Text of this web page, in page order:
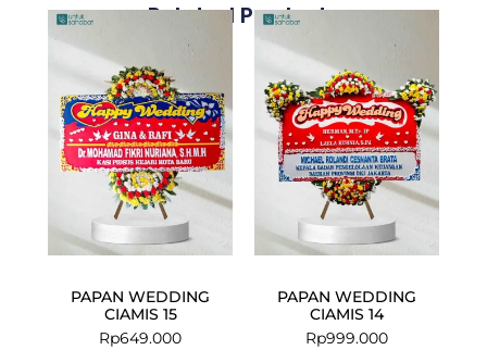
Related Products
PAPAN WEDDING
CIAMIS 15
Rp649.000
PAPAN WEDDING
CIAMIS 14
Rp999.000